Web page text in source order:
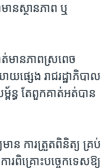
ន​ស្ថាន​ភាព​ ឬ​
មាន​ភាព​ស្រពេច​
ផ្សេង ​រាជ​រដ្ឋាភិបាល​
ន្ធ តែ​ពួក​គាត់​អត់​បាន​
ាន​ ការត្រួតពិនិត្យ គ្រប់
រ​ពិគ្រោះបច្ចេកទេសឱ្យ​